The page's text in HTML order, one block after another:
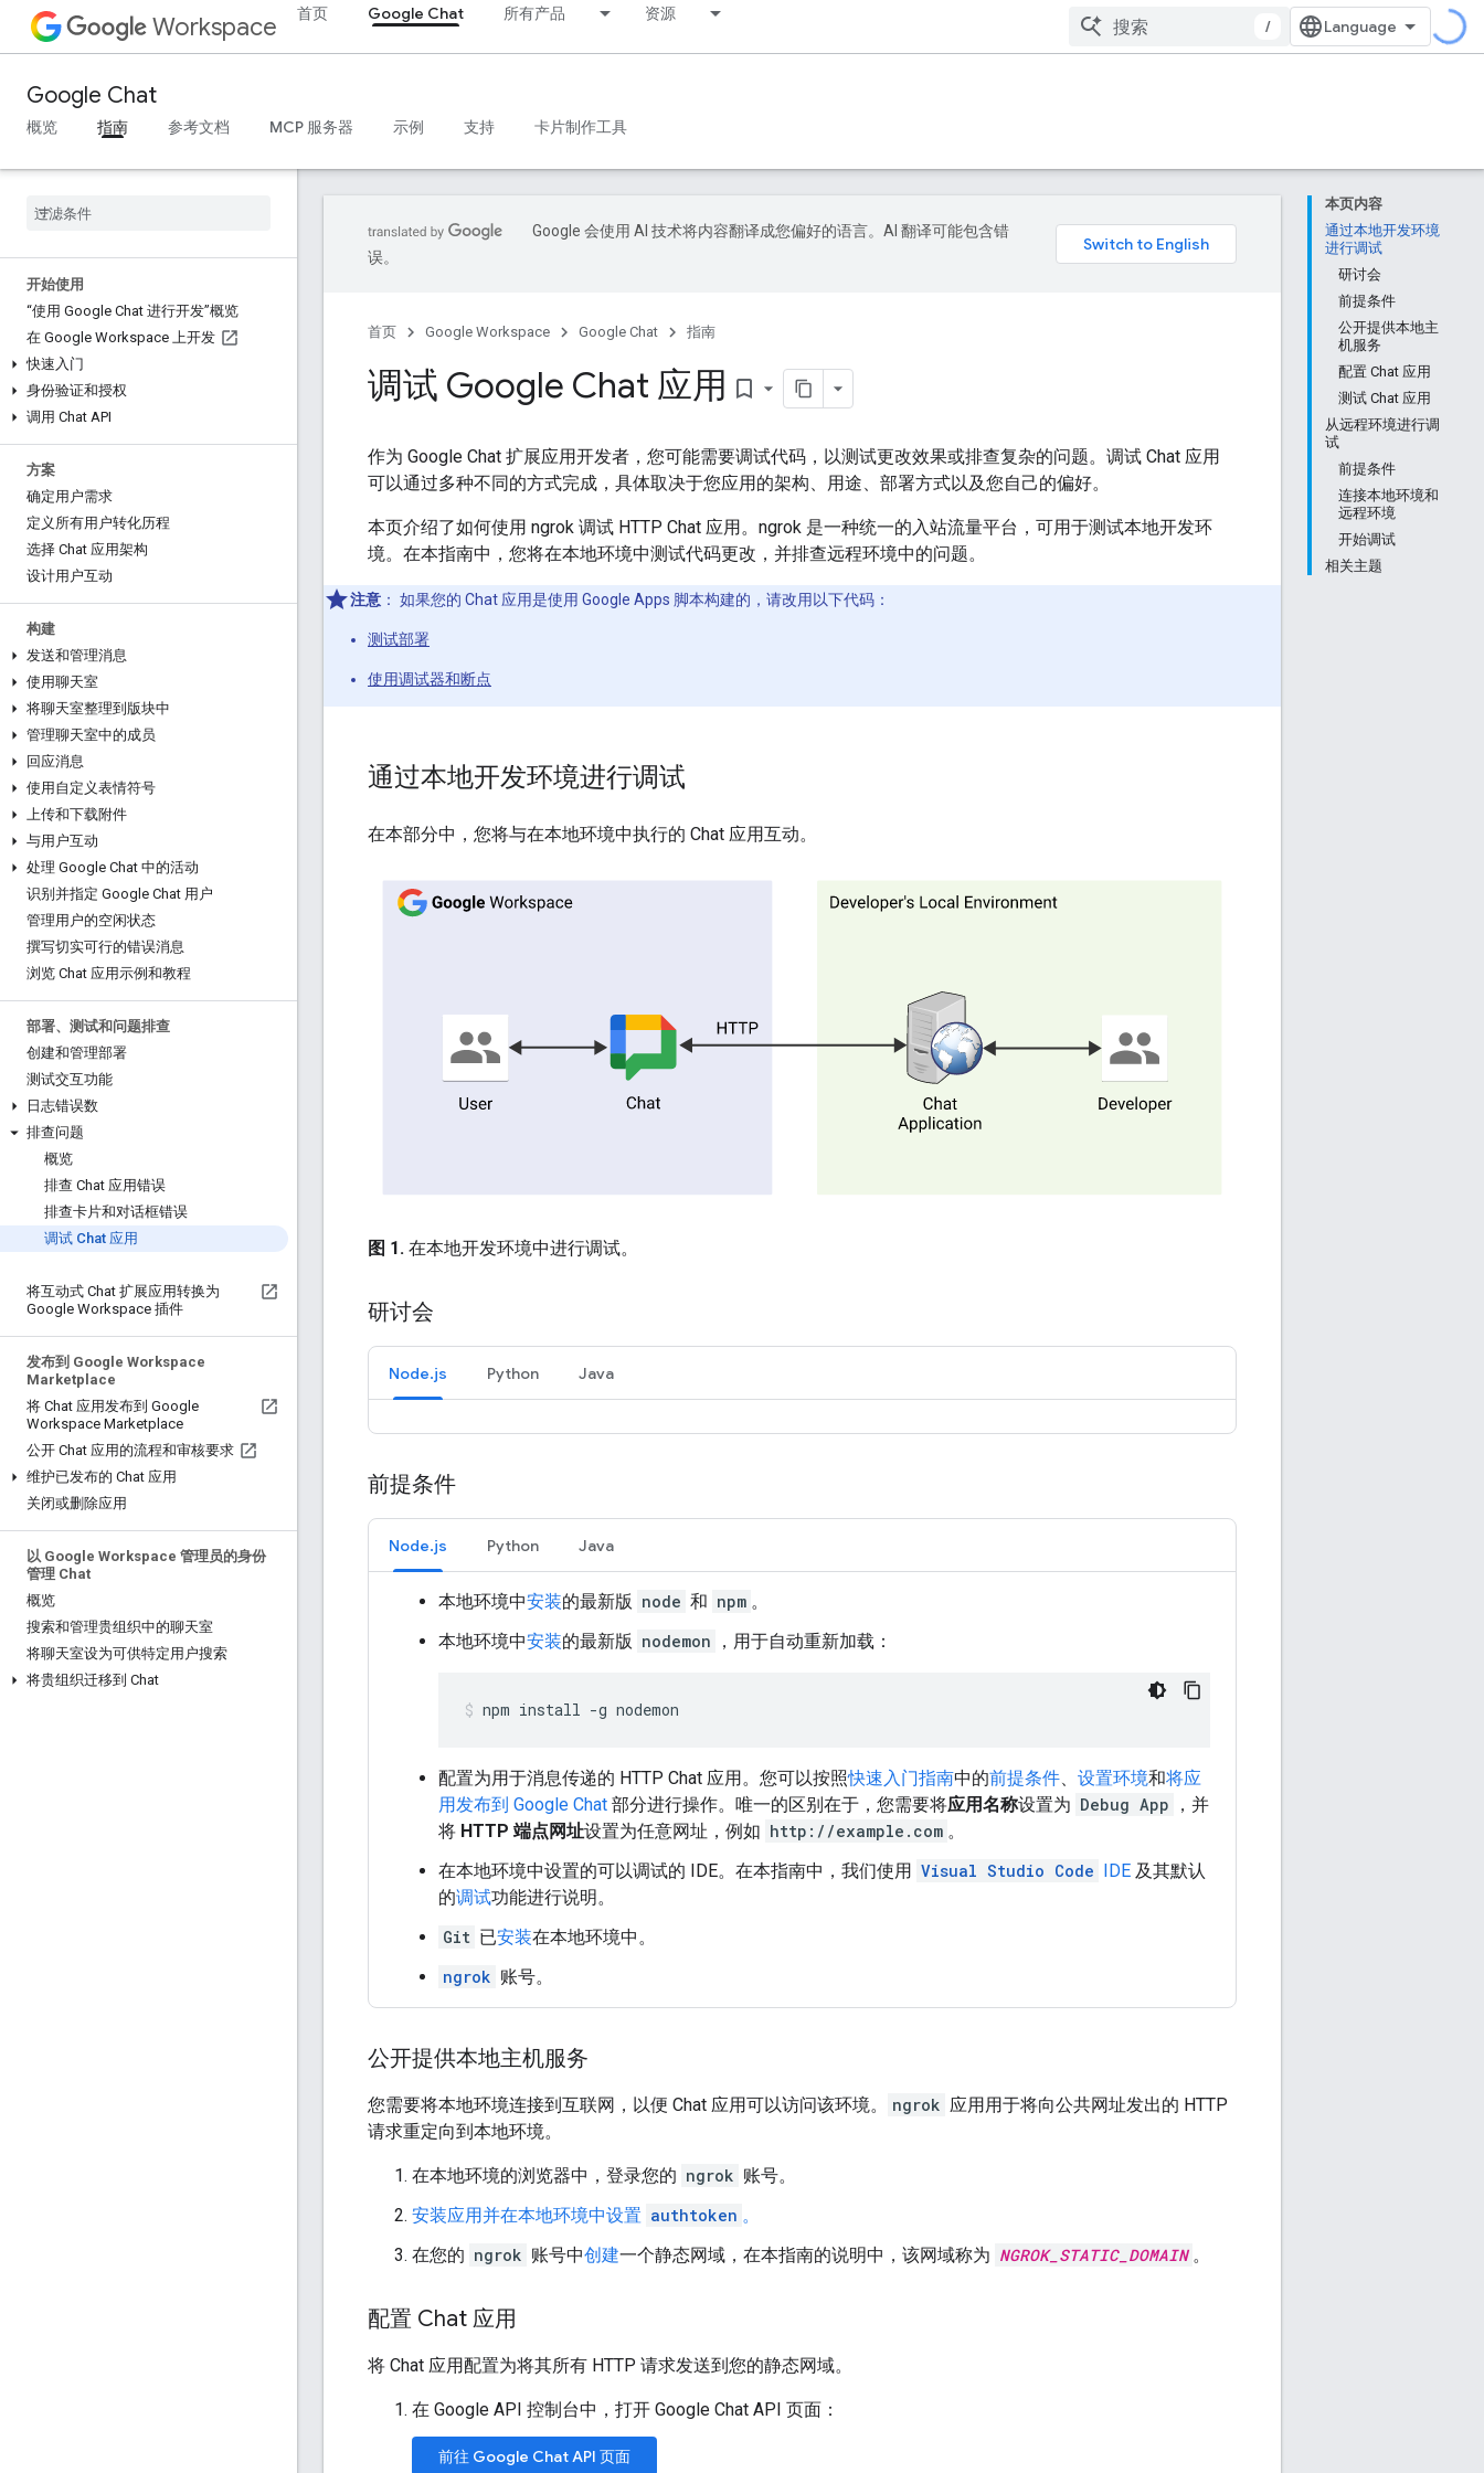
Workspace 首页 Google Chat 所有产品 资源
/
Google Chat
概览 指南 参考文档 MCP 服务器 示例 支持 卡片制作工具
开始使用
“使用 Google Chat 进行开发”概览
在 Google Workspace 上开发
快速入门
身份验证和授权
调用 Chat API
方案
确定用户需求
定义所有用户转化历程
选择 Chat 应用架构
设计用户互动
构建
发送和管理消息
使用聊天室
将聊天室整理到版块中
管理聊天室中的成员
回应消息
使用自定义表情符号
上传和下载附件
与用户互动
处理 Google Chat 中的活动
识别并指定 Google Chat 用户
管理用户的空闲状态
撰写切实可行的错误消息
浏览 Chat 应用示例和教程
部署、测试和问题排查
创建和管理部署
测试交互功能
日志错误数
排查问题
概览
排查 Chat 应用错误
排查卡片和对话框错误
调试 Chat 应用
将互动式 Chat 扩展应用转换为
Google Workspace 插件
发布到 Google Workspace
Marketplace
将 Chat 应用发布到 Google
Workspace Marketplace
公开 Chat 应用的流程和审核要求
维护已发布的 Chat 应用
关闭或删除应用
以 Google Workspace 管理员的身份
管理 Chat
概览
搜索和管理贵组织中的聊天室
将聊天室设为可供特定用户搜索
将贵组织迁移到 Chat
本页内容
通过本地开发环境
进行调试
研讨会
前提条件
公开提供本地主
机服务
配置 Chat 应用
测试 Chat 应用
从远程环境进行调
试
前提条件
连接本地环境和
远程环境
开始调试
相关主题
Google 会使用 AI 技术将内容翻译成您偏好的语言。AI 翻译可能包含错
误。
首页 Google Workspace Google Chat 指南
调试 Google Chat 应用 bookmark_border
作为 Google Chat 扩展应用开发者，您可能需要调试代码，以测试更改效果或排查复杂的问题。调试 Chat 应用
可以通过多种不同的方式完成，具体取决于您应用的架构、用途、部署方式以及您自己的偏好。
本页介绍了如何使用 ngrok 调试 HTTP Chat 应用。ngrok 是一种统一的入站流量平台，可用于测试本地开发环
境。在本指南中，您将在本地环境中测试代码更改，并排查远程环境中的问题。
注意 ： 如果您的 Chat 应用是使用 Google Apps 脚本构建的，请改用以下代码：
测试部署
使用调试器和断点
通过本地开发环境进行调试
在本部分中，您将与在本地环境中执行的 Chat 应用互动。
图 1. 在本地开发环境中进行调试。
研讨会
Node.js Python Java
前提条件
Node.js Python Java
本地环境中安装的最新版 node 和 npm 。
本地环境中安装的最新版 nodemon ，用于自动重新加载：
npm install -g nodemon
配置为用于消息传递的 HTTP Chat 应用。您可以按照快速入门指南中的前提条件、 设置环境和将应
用发布到 Google Chat 部分进行操作。唯一的区别在于，您需要将应用名称设置为 Debug App
，并
将 HTTP 端点网址设置为任意网址，例如 http://example.com 。
在本地环境中设置的可以调试的 IDE。在本指南中，我们使用 Visual Studio Code IDE 及其默认
的调试功能进行说明。
Git 已安装在本地环境中。
ngrok 账号。
公开提供本地主机服务
您需要将本地环境连接到互联网，以便 Chat 应用可以访问该环境。 ngrok 应用用于将向公共网址发出的 HTTP
请求重定向到本地环境。
在本地环境的浏览器中，登录您的 ngrok 账号。
安装应用并在本地环境中设置 authtoken 。
在您的 ngrok 账号中创建一个静态网域，在本指南的说明中，该网域称为 NGROK_STATIC_DOMAIN 。
配置 Chat 应用
将 Chat 应用配置为将其所有 HTTP 请求发送到您的静态网域。
在 Google API 控制台中，打开 Google Chat API 页面：
前往 Google Chat API 页面